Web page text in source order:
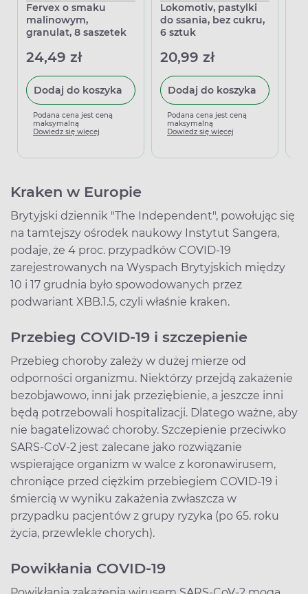
Fervex o smaku
malinowym,
granulat, 8 saszetek
24,49 zł
Dodaj do koszyka
Podana cena jest ceną
maksymalną
Dowiedz się więcej
Lokomotiv, pastylki
do ssania, bez cukru,
6 sztuk
20,99 zł
Dodaj do koszyka
Podana cena jest ceną
maksymalną
Dowiedz się więcej
Kraken w Europie
Brytyjski dziennik "The Independent", powołując się
na tamtejszy ośrodek naukowy Instytut Sangera,
podaje, że 4 proc. przypadków COVID-19
zarejestrowanych na Wyspach Brytyjskich między
10 i 17 grudnia było spowodowanych przez
podwariant XBB.1.5, czyli właśnie kraken.
Przebieg COVID-19 i szczepienie
Przebieg choroby zależy w dużej mierze od
odporności organizmu. Niektórzy przejdą zakażenie
bezobjawowo, inni jak przeziębienie, a jeszcze inni
będą potrzebowali hospitalizacji. Dlatego ważne, aby
nie bagatelizować choroby. Szczepienie przeciwko
SARS-CoV-2 jest zalecane jako rozwiązanie
wspierające organizm w walce z koronawirusem,
chroniące przed ciężkim przebiegiem COVID-19 i
śmiercią w wyniku zakażenia zwłaszcza w
przypadku pacjentów z grupy ryzyka (po 65. roku
życia, przewlekle chorych).
Powikłania COVID-19